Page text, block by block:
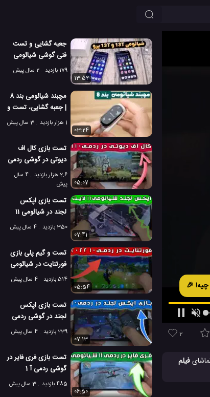
چیه! 🎉
2
فیلم
جعبه گشایی و تست
فنی گوشی شیائومی
13T معمولی و 13T
179 بازدید
2 سال پیش
13:52
مچبند شیائومی بند 8
| جعبه گشایی، تست و
بررسی بند 8 شیائومی1 هزار بازدید
3 سال پیش
03:24
تست بازی کال اف
دیوتی در گوشی ردمی
10 آ شیائومی
2.6 هزار بازدید
4 سال
پیش
05:07
تست بازی اپکس
لجند در شیائومی 11
لایت 5G ان ای
350 بازدید
4 سال پیش
07:41
تست و گیم پلی بازی
فورتنایت در شیائومی
ردمی 10 2022
514 بازدید
4 سال پیش
05:54
تست بازی اپکس
لجند در گوشی ردمی
10 2022 شیائومی
239 بازدید
4 سال پیش
07:13
تست بازی فری فایر در
گوشی ردمی آ 1
شیائومی
485 بازدید
3 سال پیش
06:50